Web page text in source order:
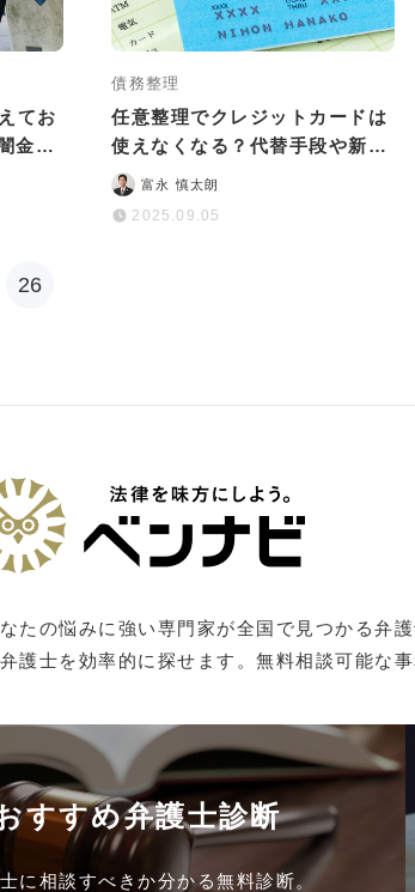
てお
金に
債務整理
任意整理でクレジットカードは
使えなくなる？代替手段や新規
作成のポイントも解説
富永 慎太朗
2025.09.05
26
たの悩みに強い専門家が全国で見つかる弁護
護士を効率的に探せます。無料相談可能な事
すすめ弁護士診断
に相談すべきか分かる無料診断。